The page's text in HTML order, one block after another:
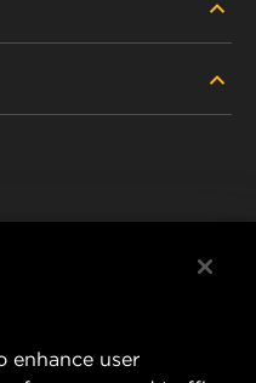
enhance user